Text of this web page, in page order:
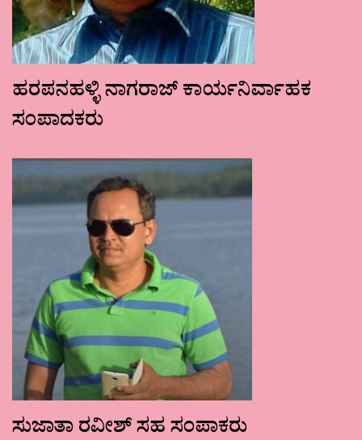
ಹರಪನಹಳ್ಳಿ ನಾಗರಾಜ್ ಕಾರ್ಯನಿರ್ವಾಹಕ
ಸಂಪಾದಕರು
ಸುಜಾತಾ ರವೀಶ್ ಸಹ ಸಂಪಾಕರು